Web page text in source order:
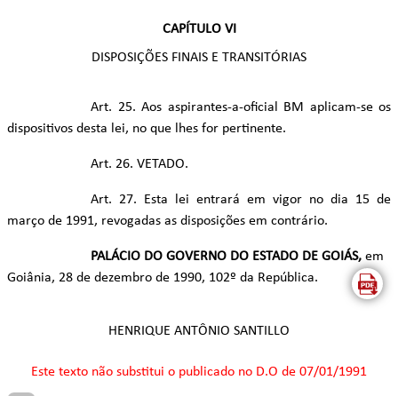
CAPÍTULO VI
DISPOSIÇÕES FINAIS E TRANSITÓRIAS
Art. 25. Aos aspirantes-a-oficial BM aplicam-se os
dispositivos desta lei, no que lhes for pertinente.
Art. 26. VETADO.
Art. 27. Esta lei entrará em vigor no dia 15 de
março de 1991, revogadas as disposições em contrário.
PALÁCIO DO GOVERNO DO ESTADO DE GOIÁS, em
Goiânia, 28 de dezembro de 1990, 102º da República.
HENRIQUE ANTÔNIO SANTILLO
Este texto não substitui o publicado no D.O de 07/01/1991